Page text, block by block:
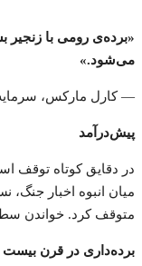
«برده‌ی رومی با زنجیر
می‌شود.»
— کارل مارکس،
پیش‌درآمد
در دقایق کوتاه توقف
میان انبوه اخبار
متوقف کرد. خواندن
برده‌داری در قرن